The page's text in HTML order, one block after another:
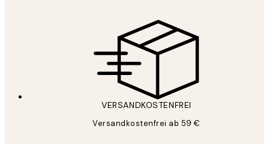
VERSANDKOSTENFREI
Versandkostenfrei ab 59 €